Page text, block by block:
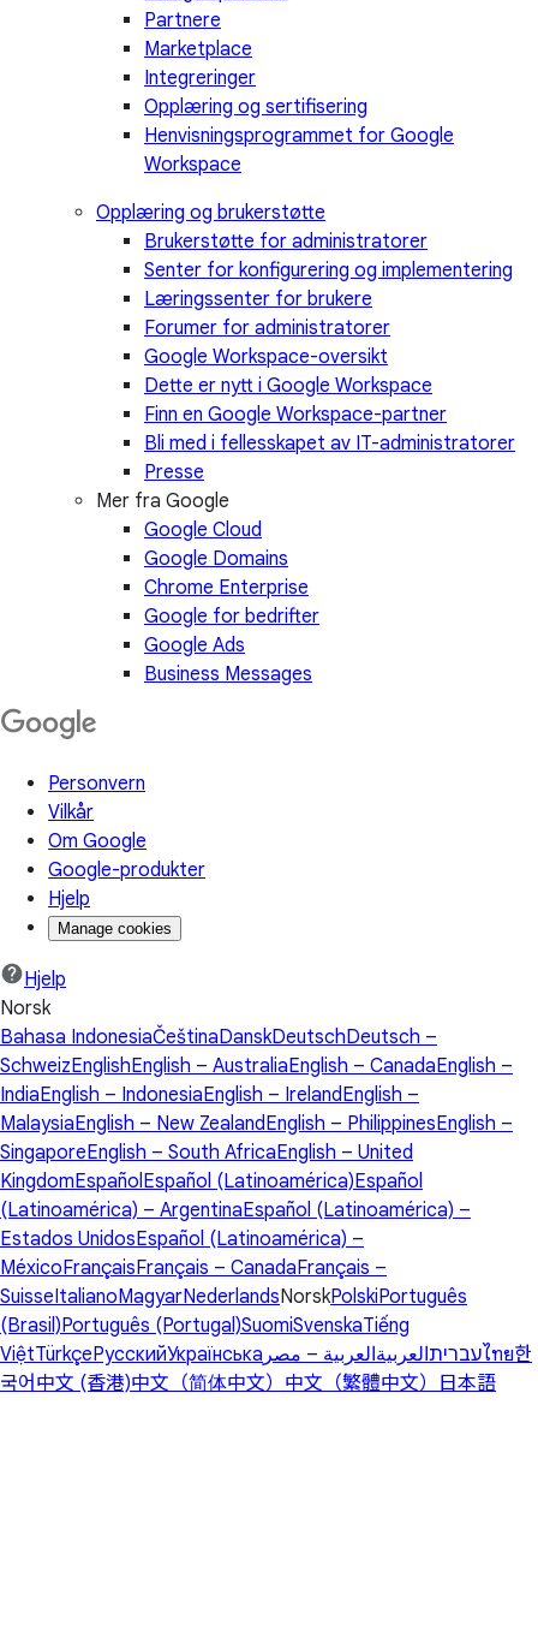
Partnere
Marketplace
Integreringer
Opplæring og sertifisering
Henvisningsprogrammet for Google
Workspace
Opplæring og brukerstøtte
Brukerstøtte for administratorer
Senter for konfigurering og implementering
Læringssenter for brukere
Forumer for administratorer
Google Workspace-oversikt
Dette er nytt i Google Workspace
Finn en Google Workspace-partner
Bli med i fellesskapet av IT-administratorer
Presse
Mer fra Google
Google Cloud
Google Domains
Chrome Enterprise
Google for bedrifter
Google Ads
Business Messages
Personvern
Vilkår
Om Google
Google-produkter
Hjelp
Manage cookies
Hjelp
Norsk
Bahasa IndonesiaČeštinaDanskDeutschDeutsch –
SchweizEnglishEnglish – AustraliaEnglish – CanadaEnglish –
IndiaEnglish – IndonesiaEnglish – IrelandEnglish –
MalaysiaEnglish – New ZealandEnglish – PhilippinesEnglish –
SingaporeEnglish – South AfricaEnglish – United
KingdomEspañol Español (Latinoamérica)Español
(Latinoamérica) – ArgentinaEspañol (Latinoamérica) –
Estados UnidosEspañol (Latinoamérica) –
MéxicoFrançaisFrançais – CanadaFrançais –
SuisseItalianoMagyarNederlandsNorskPolskiPortuguês
(Brasil)Português (Portugal)SuomiSvenskaTiếng
ViệtTürkçeРусскийУкраїнська עבריתالعربيةالعربية – مصر ไทย한
국어 中文 (香港)中文（简体中文） 中文（繁體中文） 日本語